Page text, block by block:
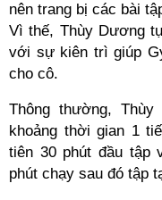
nên trang bị các bài
Vì thế, Thùy Dương
với sự kiên trì giúp
cho cô.
Thông thường,
khoảng thời gian 1
tiên 30 phút đầu tập
phút chạy sau đó tập